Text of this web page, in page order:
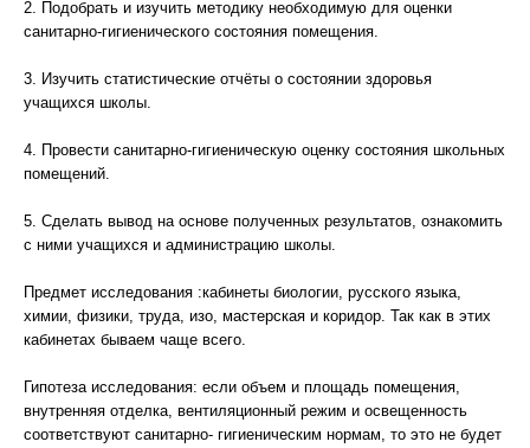
2. Подобрать и изучить методику необходимую для оценки
санитарно-гигиенического состояния помещения.
3. Изучить статистические отчёты о состоянии здоровья
учащихся школы.
4. Провести санитарно-гигиеническую оценку состояния школьных
помещений.
5. Сделать вывод на основе полученных результатов, ознакомить
с ними учащихся и администрацию школы.
Предмет исследования :кабинеты биологии, русского языка,
химии, физики, труда, изо, мастерская и коридор. Так как в этих
кабинетах бываем чаще всего.
Гипотеза исследования: если объем и площадь помещения,
внутренняя отделка, вентиляционный режим и освещенность
соответствуют санитарно- гигиеническим нормам, то это не будет